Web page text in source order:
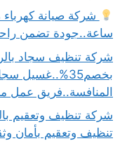
ساعة..جودة تضمن راحة بالك 100%
شركة تنظيف سجاد
بخصم35%..غسيل
المنافسة..فريق عمل مدرب
تنظيف وتعقيم بأمان وثقة 99%احجزوا